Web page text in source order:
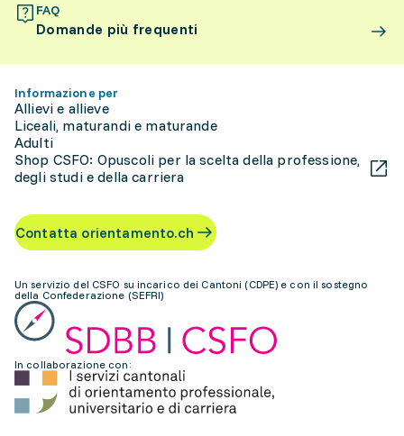
FAQ
Domande più frequenti
Informazione per
Allievi e allieve
Liceali, maturandi e maturande
Adulti
Shop CSFO: Opuscoli per la scelta della professione,
degli studi e della carriera
Contatta orientamento.ch
Un servizio del CSFO su incarico dei Cantoni (CDPE) e con il sostegno
della Confederazione (SEFRI)
In collaborazione con: